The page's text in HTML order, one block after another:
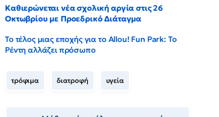
Καθιερώνεται νέα σχολική αργία στις 26
Οκτωβρίου με Προεδρικό Διάταγμα
Το τέλος μιας εποχής για το Allou! Fun Park: Το
Ρέντη αλλάζει πρόσωπο
τρόφιμα διατροφή υγεία